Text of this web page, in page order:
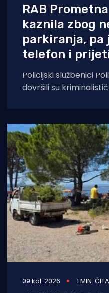
RAB
kaznila zbog
parkiranja, pa
telefon i
Policijski službenici
dovršili su
09 kol. 2026 1 MIN.